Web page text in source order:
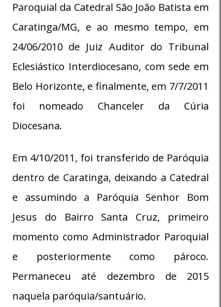
Paroquial da Catedral São João Batista em
Caratinga/MG, e ao mesmo tempo, em
24/06/2010 de Juiz Auditor do Tribunal
Eclesiástico Interdiocesano, com sede em
Belo Horizonte, e finalmente, em 7/7/2011
foi nomeado Chanceler da Cúria
Diocesana.
Em 4/10/2011, foi transferido de Paróquia
dentro de Caratinga, deixando a Catedral
e assumindo a Paróquia Senhor Bom
Jesus do Bairro Santa Cruz, primeiro
momento como Administrador Paroquial
e posteriormente como pároco.
Permaneceu até dezembro de 2015
naquela paróquia/santuário.